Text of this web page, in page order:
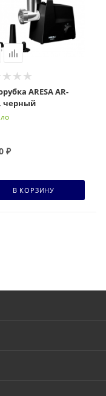
ARESA AR-
черный
₽
В КОРЗИНУ